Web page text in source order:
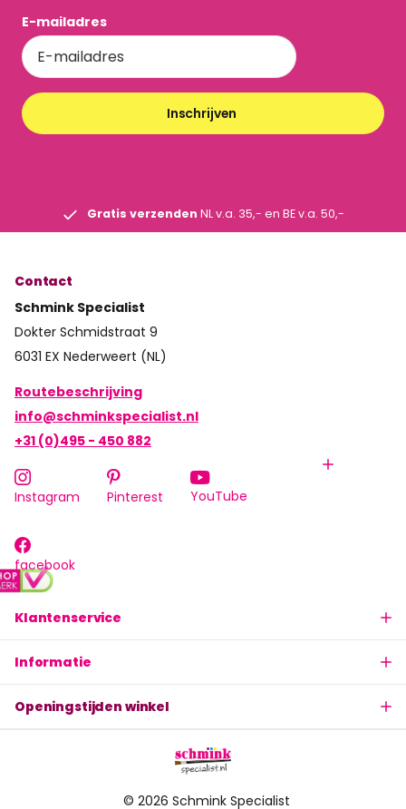
E-mailadres
Inschrijven
Gratis verzenden NL v.a. 35,- en BE v.a. 50,-
Klantenservice
Informatie
Openingstijden winkel
Contact
Schmink Specialist
Dokter Schmidstraat 9
6031 EX Nederweert (NL)
Routebeschrijving
info@schminkspecialist.nl
+31 (0)495 - 450 882
Instagram Pinterest YouTube
facebook
© 2026 Schmink Specialist